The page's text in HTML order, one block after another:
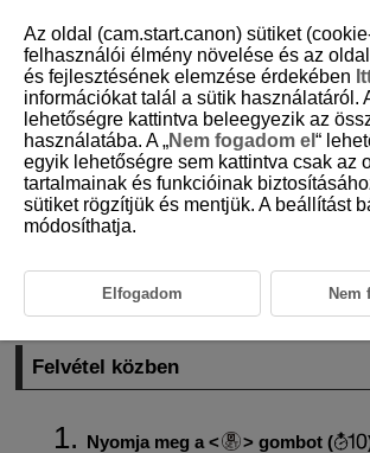
D101-022
Gyorsvezérlés
Felvétel közben
A képernyőn megjelenő beállítások közvetlenül
Felvétel közben
Nyomja meg a gombot (
Az oldal (cam.start.canon) sütiket
felhasználói élmény növelése és az
és fejlesztésének elemzése érdekében
információkat talál a sütik használatáról.
lehetőségre kattintva beleegyezik az
használatába. A „Nem fogadom el “
egyik lehetőségre sem kattintva csak az
tartalmainak és funkcióinak
sütiket rögzítjük és mentjük. A beállítást
módosíthatja.
Elfogadom Nem